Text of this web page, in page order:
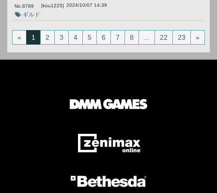
No. 8789 [kou1225] 2024/10/07 14:39
ギルド
« 1 2 3 4 5 6 7 8 22 23 »